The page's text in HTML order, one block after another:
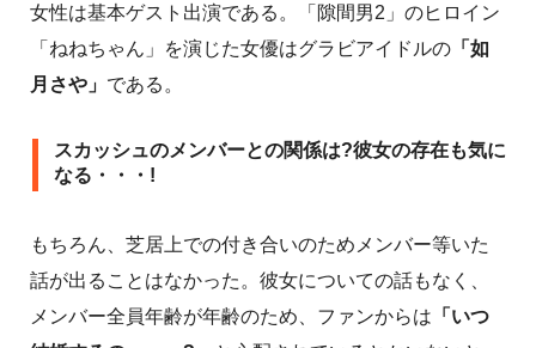
女性は基本ゲスト出演である。「隙間男2」のヒロイン
「ねねちゃん」を演じた女優はグラビアイドルの 「如
月さや」 である。
スカッシュのメンバーとの関係は?彼女の存在も気に
なる・・・!
もちろん、芝居上での付き合いのためメンバー等いた
話が出ることはなかった。彼女についての話もなく、
メンバー全員年齢が年齢のため、ファンからは 「いつ